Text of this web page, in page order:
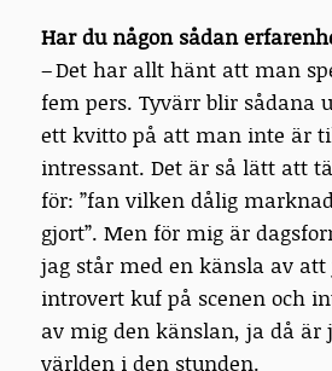
Har du någon sådan
– Det har allt hänt att man
fem pers. Tyvärr blir sådana
ett kvitto på att man inte är
intressant. Det är så lätt att
för: ”fan vilken dålig
gjort”. Men för mig är
jag står med en känsla av att
introvert kuf på scenen och
av mig den känslan, ja då är
världen i den stunden.